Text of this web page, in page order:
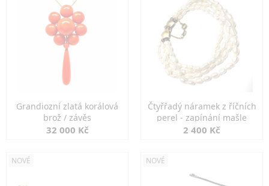
Grandiozní zlatá korálová
brož / závěs
32 000 Kč
Čtyřřadý náramek z říčních
perel - zapínání mašle
2 400 Kč
NOVÉ NOVÉ